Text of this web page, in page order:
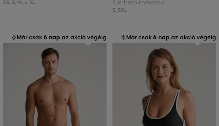
XS, S, M L XL
Elérhető méretek:
S, 5XL
Már csak6 nap az akció végéig Már csak6 nap az akció végéig